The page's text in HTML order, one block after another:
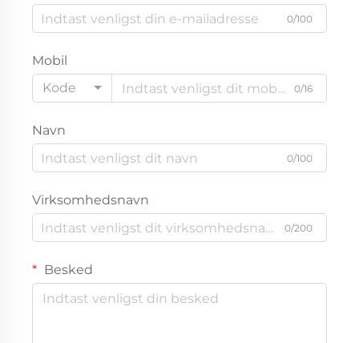
0/100
Mobil
Kode
0/16
Navn
0/100
Virksomhedsnavn
0/200
Besked